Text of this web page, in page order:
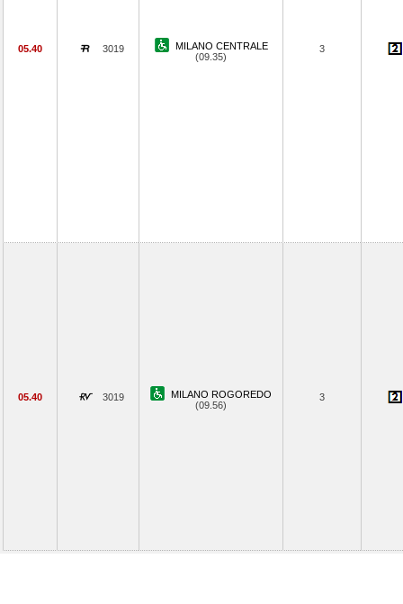
05.40 3019
MILANO CENTRALE
(09.35)
3
05.40 3019
MILANO ROGOREDO
(09.56)
3